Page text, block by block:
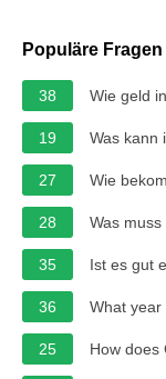
Populäre Fragen
38 Wie geld
19 Was kann
27 Wie
28 Was
35 Ist es gut
36 What
25 How does